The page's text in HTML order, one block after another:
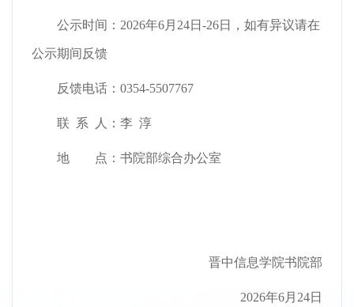
公示时间：2026年6月24日-26日，如有异议请在
公示期间反馈
反馈电话：0354-5507767
联 系 人：李 淳
地 点： 书院部综合办公室
晋中信息学院书院部
2026年6月24日